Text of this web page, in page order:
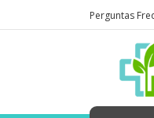
Perguntas